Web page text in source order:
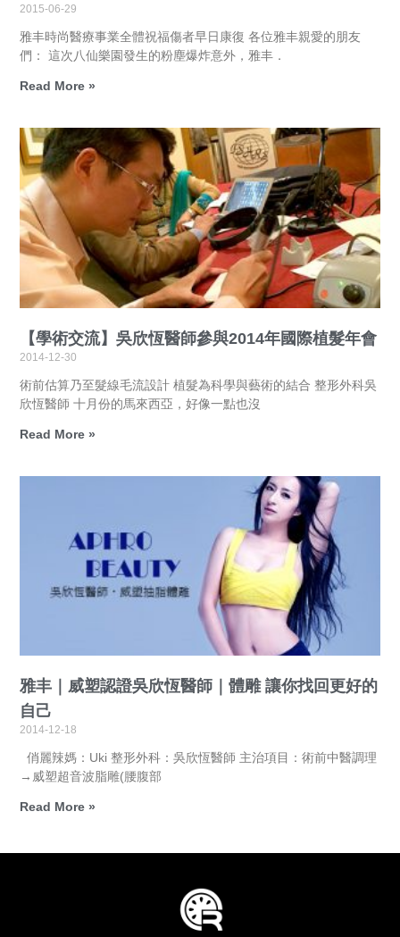
2015-06-29
雅丰時尚醫療事業全體祝福傷者早日康復 各位雅丰親愛的朋友
們： 這次八仙樂園發生的粉塵爆炸意外，雅丰．
Read More »
【學術交流】吳欣恆醫師參與2014年國際植髮年會
2014-12-30
術前估算乃至髮線毛流設計 植髮為科學與藝術的結合 整形外科吳
欣恆醫師 十月份的馬來西亞，好像一點也沒
Read More »
雅丰｜威塑認證吳欣恆醫師｜體雕 讓你找回更好的
自己
2014-12-18
俏麗辣媽：Uki 整形外科：吳欣恆醫師 主治項目：術前中醫調理
→威塑超音波脂雕(腰腹部
Read More »